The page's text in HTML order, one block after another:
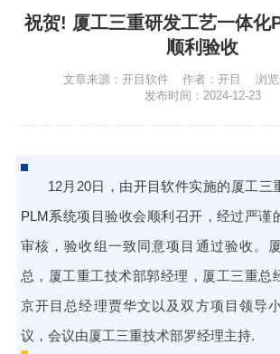
祝贺! 厦工三重研发工艺一体化
顺利验收
文章来源： 开目软件 作者：开目 浏览
发布时间： 2024-12-23
12月20日，由开目软件实施的厦工三
PLM系统项目验收会顺利召开，经过严谨
审核，验收组一致同意项目通过验收。
总，厦工重工技术部郭经理，厦工三重总
京开目总经理贾华文以及双方项目领导
议，会议由厦工三重技术部罗经理主持.